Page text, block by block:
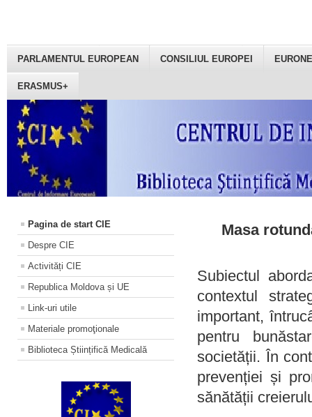
PARLAMENTUL EUROPEAN CONSILIUL EUROPEI
ERASMUS+
Pagina de start CIE
Despre CIE
Activități CIE
Republica Moldova și UE
Link-uri utile
Materiale promoţionale
Biblioteca Științifică Medicală
Masa
Subiectul
contextul
important,
pentru
societății. În
prevenției și
sănătății